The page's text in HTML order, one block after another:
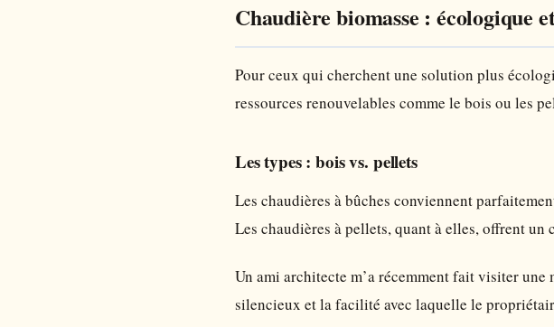
Chaudière biomasse : écologique
Pour ceux qui cherchent une solution plus
ressources renouvelables comme le bois ou les
Les types : bois vs. pellets
Les chaudières à bûches conviennent
Les chaudières à pellets, quant à elles, offrent
Un ami architecte m’a récemment fait visiter
silencieux et la facilité avec laquelle le